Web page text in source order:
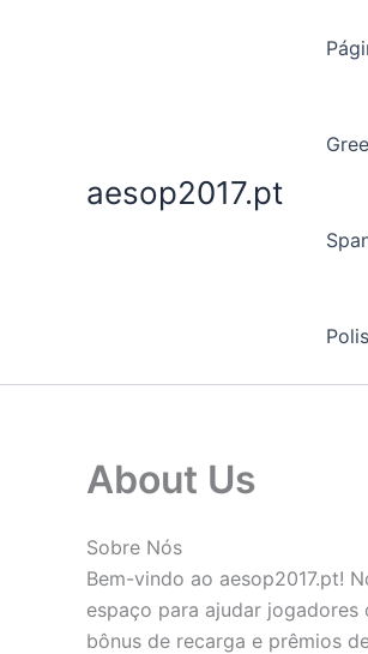
aesop2017.pt
About Us
Sobre Nós
Bem-vindo ao aesop2017.pt!
espaço para ajudar
bônus de recarga e prêmios